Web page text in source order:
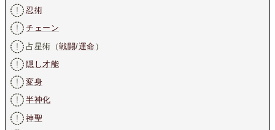
忍術
チェーン
占星術（戦闘/運命 ）
隠し才能
変身
半神化
神聖